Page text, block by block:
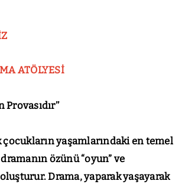
ATÖLYESİ
Provasıdır’’
yaşamlarındaki en temel
özünü “oyun” ve
Drama, yaparak yaşayarak